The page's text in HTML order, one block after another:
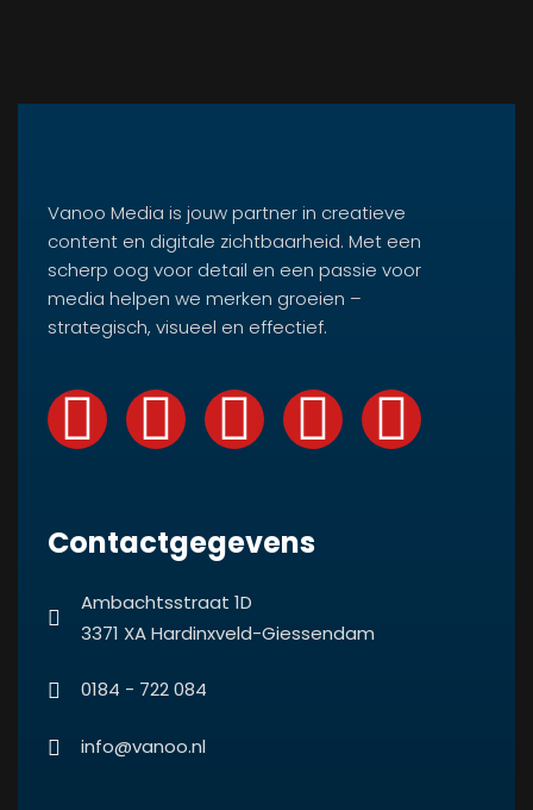
Vanoo Media is jouw partner in creatieve
content en digitale zichtbaarheid. Met een
scherp oog voor detail en een passie voor
media helpen we merken groeien –
strategisch, visueel en effectief.
Contactgegevens
Ambachtsstraat 1D
3371 XA Hardinxveld-Giessendam
0184 - 722 084
info@vanoo.nl